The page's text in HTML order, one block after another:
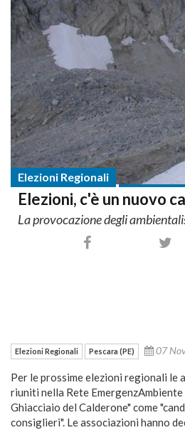
Elezioni Regionali
Elezioni, c'è un nuovo
La provocazione degli
Elezioni Regionali Pescara (PE) 07
Per le prossime elezioni regionali le
riuniti nella Rete
Ghiacciaio del Calderone" come
consiglieri". Le associazioni hanno